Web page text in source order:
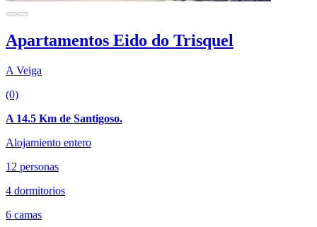
Apartamentos Eido do Trisquel
A Veiga
(0)
A 14.5 Km de Santigoso.
Alojamiento entero
12 personas
4 dormitorios
6 camas